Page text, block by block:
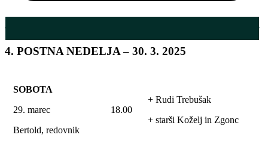
4. POSTNA NEDELJA – 30. 3. 2025
SOBOTA
29. marec
Bertold, redovnik
18.00
+ Rudi Trebušak
+ starši Koželj in Zgonc